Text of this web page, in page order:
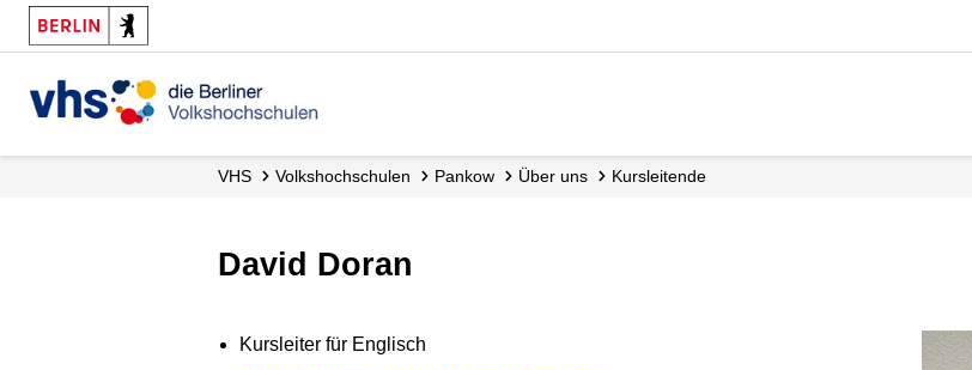
VHS Volks­hochschulen Pankow Über uns Kursleitende
David Doran
Kursleiter für Englisch